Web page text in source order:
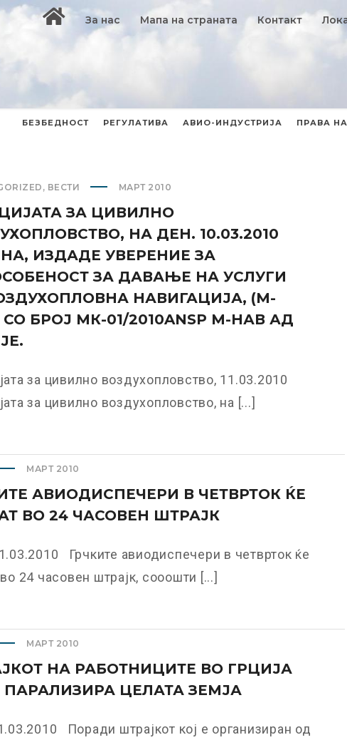
За нас Мапа на страната Контакт
БЕЗБЕДНОСТ РЕГУЛАТИВА АВИО-ИНДУСТРИЈА ПРАВА
, ВЕСТИ МАРТ 2010
ЗА ЦИВИЛНО
НА ДЕН. 10.03.2010
ИЗДАДЕ УВЕРЕНИЕ ЗА
ЗА ДАВАЊЕ НА УСЛУГИ
НАВИГАЦИЈА, (М-
БРОЈ МК-01/2010ANSP М-НАВ АД
за цивилно воздухопловство, 11.03.2010
за цивилно воздухопловство, на [...]
МАРТ 2010
АВИОДИСПЕЧЕРИ В ЧЕТВРТОК ЌЕ
ВО 24 ЧАСОВЕН ШТРАЈК
Грчките авиодиспечери в четврток ќе
24 часовен штрајк, сооошти [...]
МАРТ 2010
НА РАБОТНИЦИТЕ ВО ГРЦИЈА
ПАРАЛИЗИРА ЦЕЛАТА ЗЕМЈА
Поради штрајкот кој е организиран од